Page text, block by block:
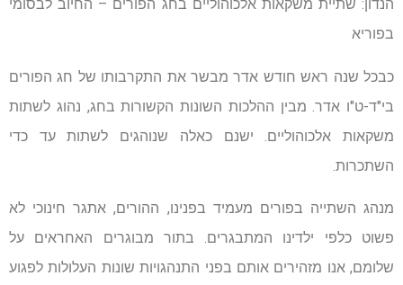
הנדון: שתיית משקאות אלכוהוליים בחג הפורים – החיוב לבסומי
בפוריא
כבכל שנה ראש חודש אדר מבשר את התקרבותו של חג הפורים
בי"ד-ט"ו אדר. מבין ההלכות השונות הקשורות בחג, נהוג לשתות
משקאות אלכוהוליים. ישנם כאלה שנוהגים לשתות עד כדי
השתכרות.
מנהג השתייה בפורים מעמיד בפנינו, ההורים, אתגר חינוכי לא
פשוט כלפי ילדינו המתבגרים. בתור מבוגרים האחראים על
שלומם, אנו מזהירים אותם בפני התנהגויות שונות העלולות לפגוע